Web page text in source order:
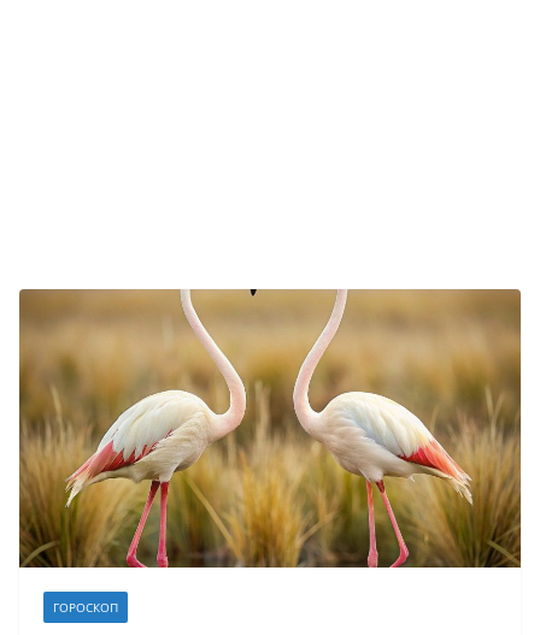
ГОРОСКОП